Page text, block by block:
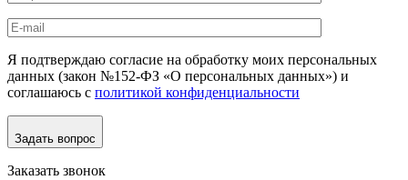
Я подтверждаю согласие на обработку моих персональных
данных (закон №152-ФЗ «О персональных данных») и
соглашаюсь с политикой конфиденциальности
Задать вопрос
Заказать звонок